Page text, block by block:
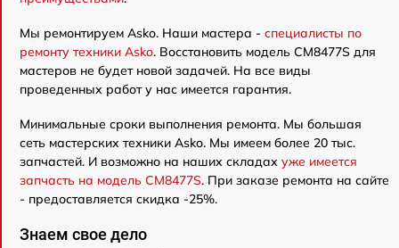
Мы ремонтируем Asko. Наши мастера - специалисты по
ремонту техники Asko. Восстановить модель CM8477S для
мастеров не будет новой задачей. На все виды
проведенных работ у нас имеется гарантия.
Минимальные сроки выполнения ремонта. Мы большая
сеть мастерских техники Asko. Мы имеем более 20 тыс.
запчастей. И возможно на наших складах уже имеется
запчасть на модель CM8477S. При заказе ремонта на сайте
- предоставляется скидка -25%.
Знаем свое дело